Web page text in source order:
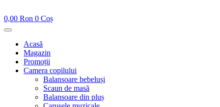
0,00 Ron 0 Coș
Acasă
Magazin
Promoții
Camera copilului
Balansoare bebeluși
Scaun de masă
Balansoare din pluș